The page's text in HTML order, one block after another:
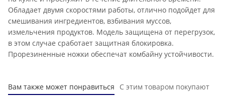
Обладает двумя скоростями работы, отлично подойдет для
смешивания ингредиентов, взбивания муссов,
измельчения продуктов. Модель защищена от перегрузок,
в этом случае сработает защитная блокировка.
Прорезиненные ножки обеспечат комбайну устойчивости.
Вам также может понравиться С этим товаром покупают